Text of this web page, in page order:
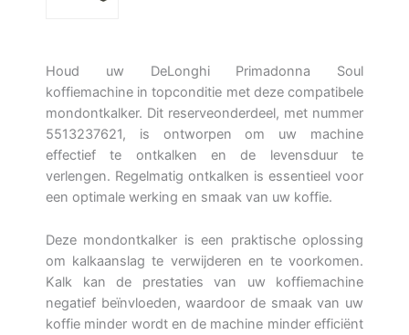
Houd uw DeLonghi Primadonna Soul
koffiemachine in topconditie met deze compatibele
mondontkalker. Dit reserveonderdeel, met nummer
5513237621, is ontworpen om uw machine
effectief te ontkalken en de levensduur te
verlengen. Regelmatig ontkalken is essentieel voor
een optimale werking en smaak van uw koffie.
Deze mondontkalker is een praktische oplossing
om kalkaanslag te verwijderen en te voorkomen.
Kalk kan de prestaties van uw koffiemachine
negatief beïnvloeden, waardoor de smaak van uw
koffie minder wordt en de machine minder efficiënt